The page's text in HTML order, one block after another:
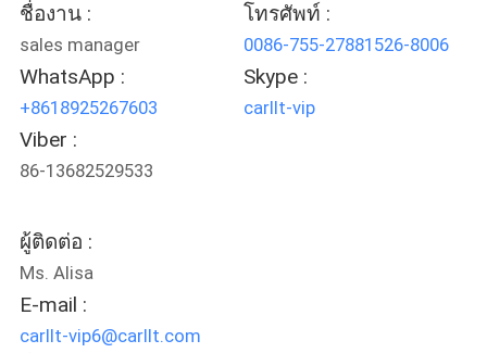
ติดต่อ
เรา
ข่าว
คดี
แผนผัง
ชื่องาน :
sales manager
โทรศัพท์ :
0086-755-27881526-8006
WhatsApp :
+8618925267603
Skype :
carllt-vip
Viber :
86-13682529533
ผู้ติดต่อ :
Ms. Alisa
E-mail :
carllt-vip6@carllt.com